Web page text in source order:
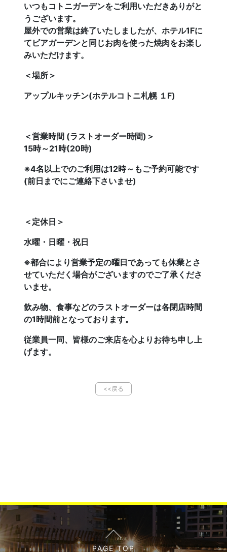
いつもコトニガーデンをご利用いただきありがと
うございます。
屋外での営業は終了いたしましたが、ホテル1Fに
てビアガーデンと同じお肉を使った焼肉をお楽し
みいただけます。
＜場所＞
アップルキッチン(ホテルコトニ札幌 １F)
＜営業時間 (ラストオーダー時間)＞
15時～21時(20時)
※4名以上でのご利用は12時～もご予約可能です
(前日までにご連絡下さいませ)
＜定休日＞
水曜・日曜・祝日
※都合により営業予定の曜日であっても休業とさ
せていただく場合がございますのでご了承くださ
いませ。
飲み物、食事などのラストオーダーは各閉店時間
の1時間前となっております。
従業員一同、皆様のご来店を心よりお待ち申し上
げます。
<<戻る
PAGE TOP